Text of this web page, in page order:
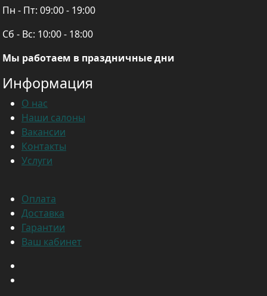
Пн - Пт: 09:00 - 19:00
Сб - Вс: 10:00 - 18:00
Мы работаем в праздничные дни
Информация
О нас
Наши салоны
Вакансии
Контакты
Услуги
Оплата
Доставка
Гарантии
Ваш кабинет